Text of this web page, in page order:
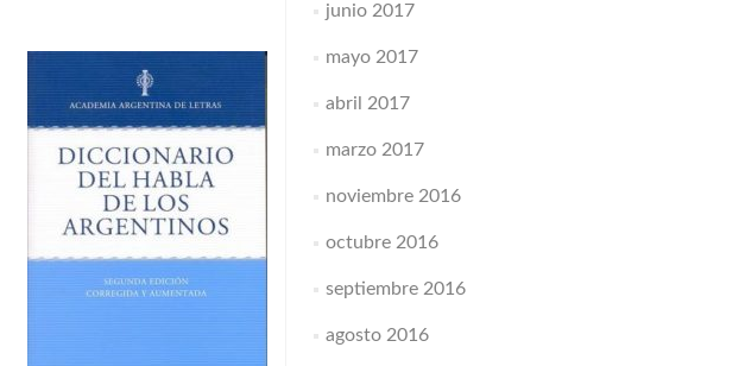
junio 2017
mayo 2017
abril 2017
marzo 2017
noviembre 2016
octubre 2016
septiembre 2016
agosto 2016